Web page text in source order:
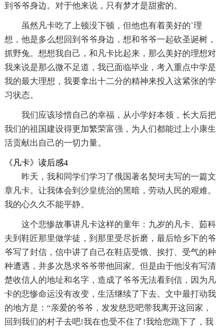
到爷爷身边。对于他来说，只有梦才是甜蜜的。
虽然凡卡吃了上顿没下顿，但他也有着美好的`理
想，他是多么想回到爷爷身边，想和爷爷一起砍圣诞树，
抓野兔。想想我自己，和凡卡比起来，那么美好的理想对
我来说是那么微不足道，我已面临毕业，考入重点中学是
我的最大理想，我要拿出十二分的精神来投入这紧张的学
习状态。
我们应该珍惜自己的幸福，从小学好本领，长大后把
我们的祖国建设得更加繁荣富强，为人们都能过上小康生
活贡献出自己的一切力量。
《凡卡》读后感4
昨天，我和同学们学习了俄国著名契坷夫写的一篇文
章凡卡。让我体会到沙皇统治的黑暗，劳动人民的艰难。
我的心久久不能平静。
这个悲惨故事讲凡卡这样的童年：九岁的凡卡、茹科
夫到鞋匠那里做学徒，到那里受尽折磨，最后给乡下的爷
爷写了封信，信中讲了自己在鞋店受饿、挨打、受气的种
种遭遇，并多次恳求爷爷带他回家。但是由于他没有写清
楚收信人的地址和名字，造成了爷爷无法看到信，因为凡
卡的悲惨命运没有改变，生活继续了下去。文中最打动我
的地方是：“亲爱的爷爷，发发慈悲吧带我离开这回家，
回到我们的村子去吧!我在也受不住了!我给您跪下了，我